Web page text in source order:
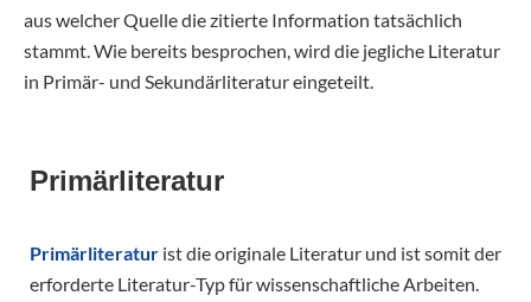
aus welcher Quelle die zitierte Information tatsächlich
stammt. Wie bereits besprochen, wird die jegliche Literatur
in Primär- und Sekundärliteratur eingeteilt.
Primärliteratur
Primärliteratur ist die originale Literatur und ist somit der
erforderte Literatur-Typ für wissenschaftliche Arbeiten.